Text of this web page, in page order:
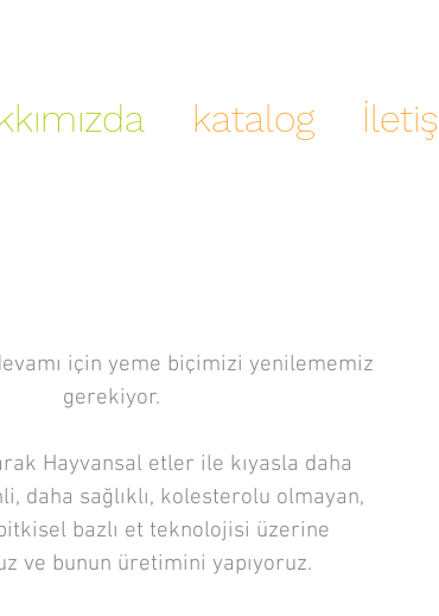
katalog
için yeme biçimizi yenilememiz
gerekiyor.
Hayvansal etler ile kıyasla daha
daha sağlıklı, kolesterolu olmayan,
bazlı et teknolojisi üzerine
ve bunun üretimini yapıyoruz.